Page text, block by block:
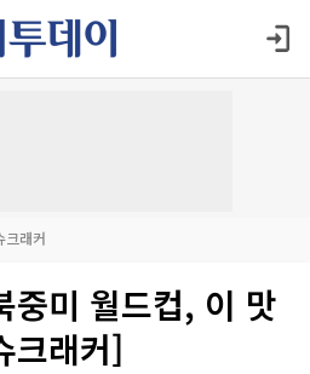
크래커
중미 월드컵, 이 맛
크래커]